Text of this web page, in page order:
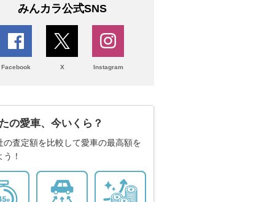
みんカラ公式SNS
Facebook X Instagram
の愛車、今いくら？
の査定額を比較して愛車の最高額を
！